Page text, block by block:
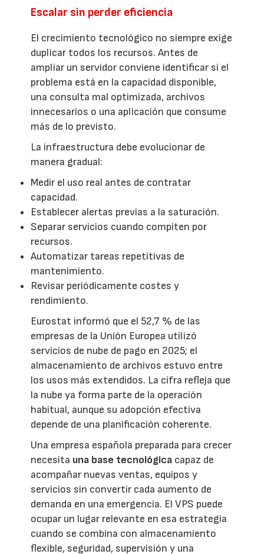
Escalar sin perder eficiencia
El crecimiento tecnológico no siempre exige
duplicar todos los recursos. Antes de
ampliar un servidor conviene identificar si el
problema está en la capacidad disponible,
una consulta mal optimizada, archivos
innecesarios o una aplicación que consume
más de lo previsto.
La infraestructura debe evolucionar de
manera gradual:
Medir el uso real antes de contratar
capacidad.
Establecer alertas previas a la saturación.
Separar servicios cuando compiten por
recursos.
Automatizar tareas repetitivas de
mantenimiento.
Revisar periódicamente costes y
rendimiento.
Eurostat informó que el 52,7 % de las
empresas de la Unión Europea utilizó
servicios de nube de pago en 2025; el
almacenamiento de archivos estuvo entre
los usos más extendidos. La cifra refleja que
la nube ya forma parte de la operación
habitual, aunque su adopción efectiva
depende de una planificación coherente.
Una empresa española preparada para crecer
necesita una base tecnológica capaz de
acompañar nuevas ventas, equipos y
servicios sin convertir cada aumento de
demanda en una emergencia. El VPS puede
ocupar un lugar relevante en esa estrategia
cuando se combina con almacenamiento
flexible, seguridad, supervisión y una